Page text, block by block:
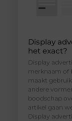
Display
het exact?
Display
merknaam of
maakt gebruik
andere
boodschap
artikel gaan
Display